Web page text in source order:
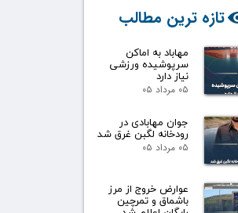
تازه ترین مطالب
مهاباد به اماکن
سرپوشیده ورزشی
نیاز دارد
۰۵ مرداد ۰۵
جوان مهابادی در
رودخانه لگبن غرق شد
۰۵ مرداد ۰۵
عوارض خروج از مرز
باشماق و تمرچین